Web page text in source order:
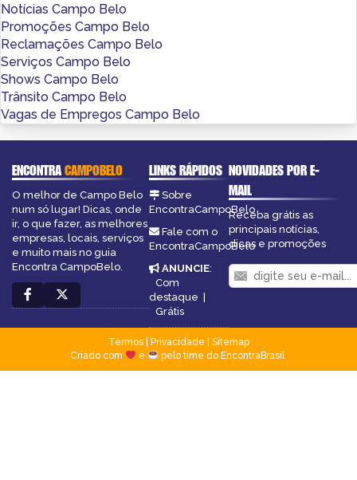
Notícias Campo Belo
Promoções Campo Belo
Reclamações Campo Belo
Serviços Campo Belo
Shows Campo Belo
Trânsito Campo Belo
Vagas de Empregos Campo Belo
ENCONTRACAMPOBELO
O melhor de Campo Belo
num só lugar! Dicas, onde
ir, o que fazer, as melhores
empresas, locais, serviços
e muito mais no guia
Encontra CampoBelo.
LINKS RÁPIDOS
Sobre
EncontraCampoBelo
Fale com o
EncontraCampoBelo
ANUNCIE:
Com
destaque
Grátis
NOVIDADES POR E-
MAIL
Receba grátis as
principais notícias,
dicas e promoções
Termos| Privacidade
Sitemap
Criado com
e pelo time do EncontraBrasil